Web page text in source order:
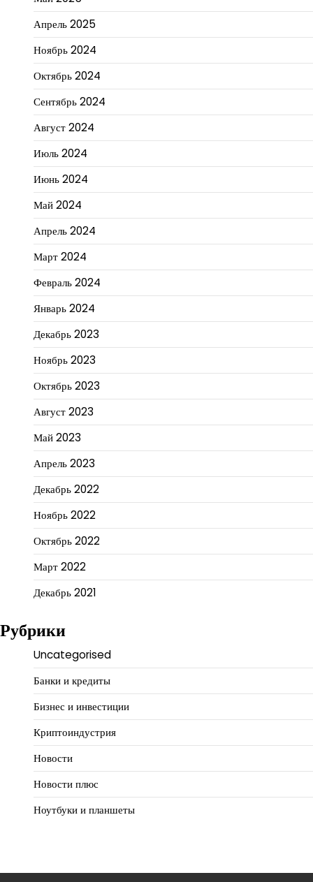
Апрель 2025
Ноябрь 2024
Октябрь 2024
Сентябрь 2024
Август 2024
Июль 2024
Июнь 2024
Май 2024
Апрель 2024
Март 2024
Февраль 2024
Январь 2024
Декабрь 2023
Ноябрь 2023
Октябрь 2023
Август 2023
Май 2023
Апрель 2023
Декабрь 2022
Ноябрь 2022
Октябрь 2022
Март 2022
Декабрь 2021
Рубрики
Uncategorised
Банки и кредиты
Бизнес и инвестиции
Криптоиндустрия
Новости
Новости плюс
Ноутбуки и планшеты